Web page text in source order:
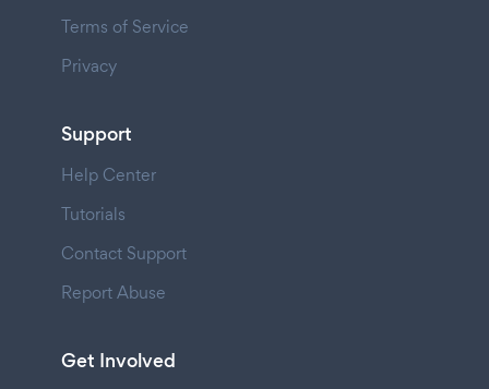
Terms of Service
Privacy
Support
Help Center
Tutorials
Contact Support
Report Abuse
Get Involved